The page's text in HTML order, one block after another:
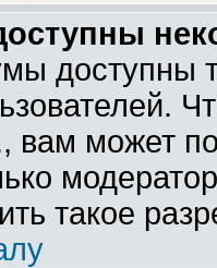
доступны
вам может
такое